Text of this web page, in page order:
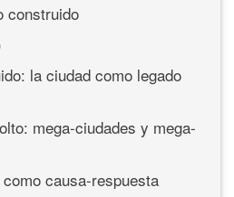
construido
la ciudad como legado
mega-ciudades y mega-
causa-respuesta